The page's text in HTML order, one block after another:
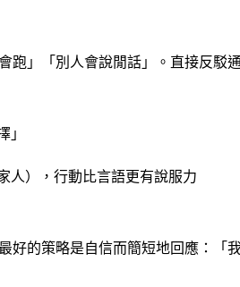
」「別人會說閒話」。直接反駁
」
人），行動比言語更有說服力
的策略是自信而簡短地回應：